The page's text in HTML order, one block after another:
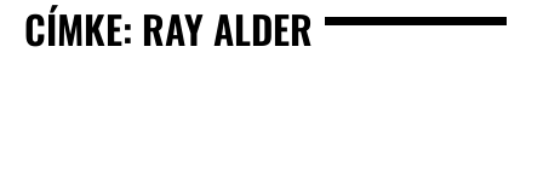
CÍMKE: RAY ALDER